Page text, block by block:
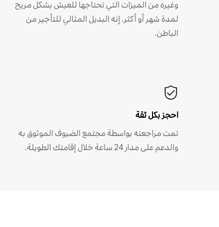
وغيره من الميزات التي تحتاجها للعيش بشكل مريح
لمدة شهر أو أكثر. إنه البديل المثالي للتأجير من
الباطن.
احجز بكل ثقة
تمت مراجعته بواسطة مجتمع الضيوف الموثوق به
والدعم على مدار 24 ساعة خلال إقامتك الطويلة.